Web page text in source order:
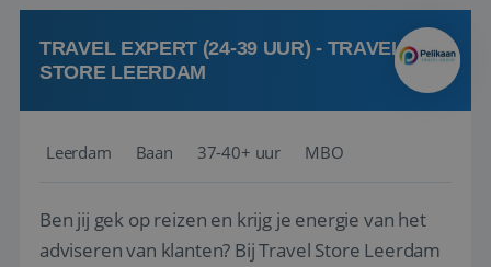
team het reisbureau verder...
TRAVEL EXPERT (24-39 UUR) - TRAVEL
STORE LEERDAM
Leerdam Baan 37-40+ uur MBO
Ben jij gek op reizen en krijg je energie van het
adviseren van klanten? Bij Travel Store Leerdam